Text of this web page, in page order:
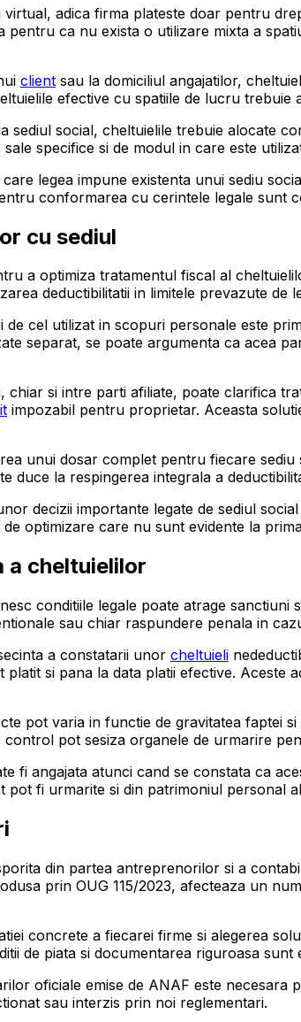
adica firma plateste doar pentru
ca nu exista o utilizare mixta a
client sau la domiciliul angajatilor,
efective cu spatiile de lucru
social, cheltuielile trebuie alocate
specifice si de modul in care este
legea impune existenta unui sediu
conformarea cu cerintele legale sunt
cu sediul
a optimiza tratamentul fiscal al
deductibilitatii in limitele prevazute de
cel utilizat in scopuri personale este
separat, se poate argumenta ca acea
si intre parti afiliate, poate clarifica
impozabil pentru proprietar. Aceasta
unui dosar complet pentru fiecare
la respingerea integrala a
decizii importante legate de sediul
optimizare care nu sunt evidente la
a cheltuielilor
conditiile legale poate atrage
sau chiar raspundere penala in
a constatarii unor cheltuieli
si pana la data platii efective. Aceste
pot varia in functie de gravitatea faptei
pot sesiza organele de urmarire
fi angajata atunci cand se constata ca
pot fi urmarite si din patrimoniul personal
din partea antreprenorilor si a
prin OUG 115/2023, afecteaza un
concrete a fiecarei firme si alegerea
de piata si documentarea riguroasa
oficiale emise de ANAF este
sau interzis prin noi reglementari.